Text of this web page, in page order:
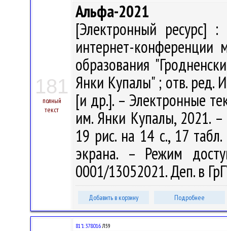
181
полный
текст
Альфа-2021
[Электронный ресурс]
интернет-конференции
образования
Янки Купалы" ; отв. ред.
[и др.]. – Электронные
им. Янки Купалы, 2021. –
19 рис. на 14 с., 17
экрана. – Режим
0001/13052021. Деп. в
Добавить в корзину Подробнее
81'1:378.016Л59